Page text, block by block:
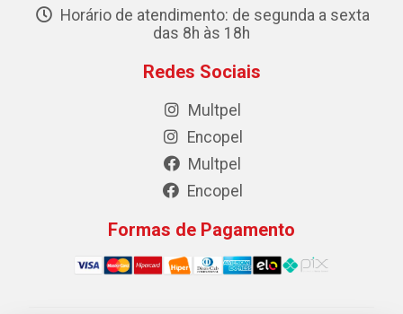
Horário de atendimento: de segunda a sexta
das 8h às 18h
Redes Sociais
Multpel
Encopel
Multpel
Encopel
Formas de Pagamento